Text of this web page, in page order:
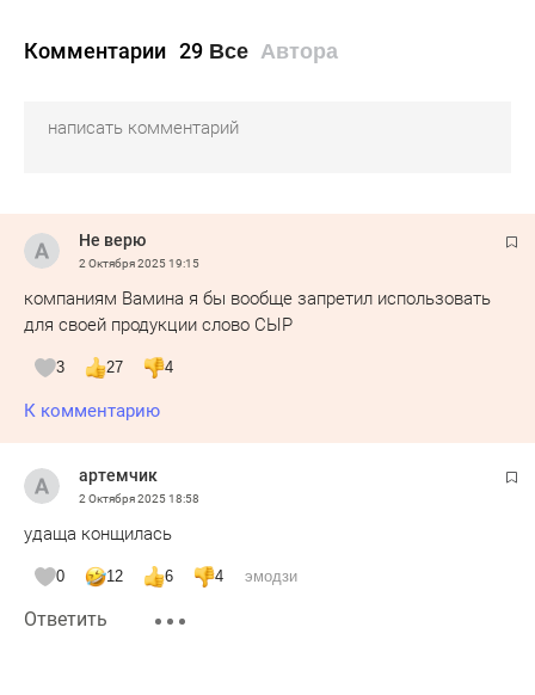
Комментарии 29 Все Автора
Не верю
2 Октября 202519:15
компаниям Вамина я бы вообще запретил использовать
для своей продукции слово СЫР
3 27 4
К комментарию
артемчик
2 Октября 202518:58
удаща конщилась
0 12 6 4 эмодзи
Ответить